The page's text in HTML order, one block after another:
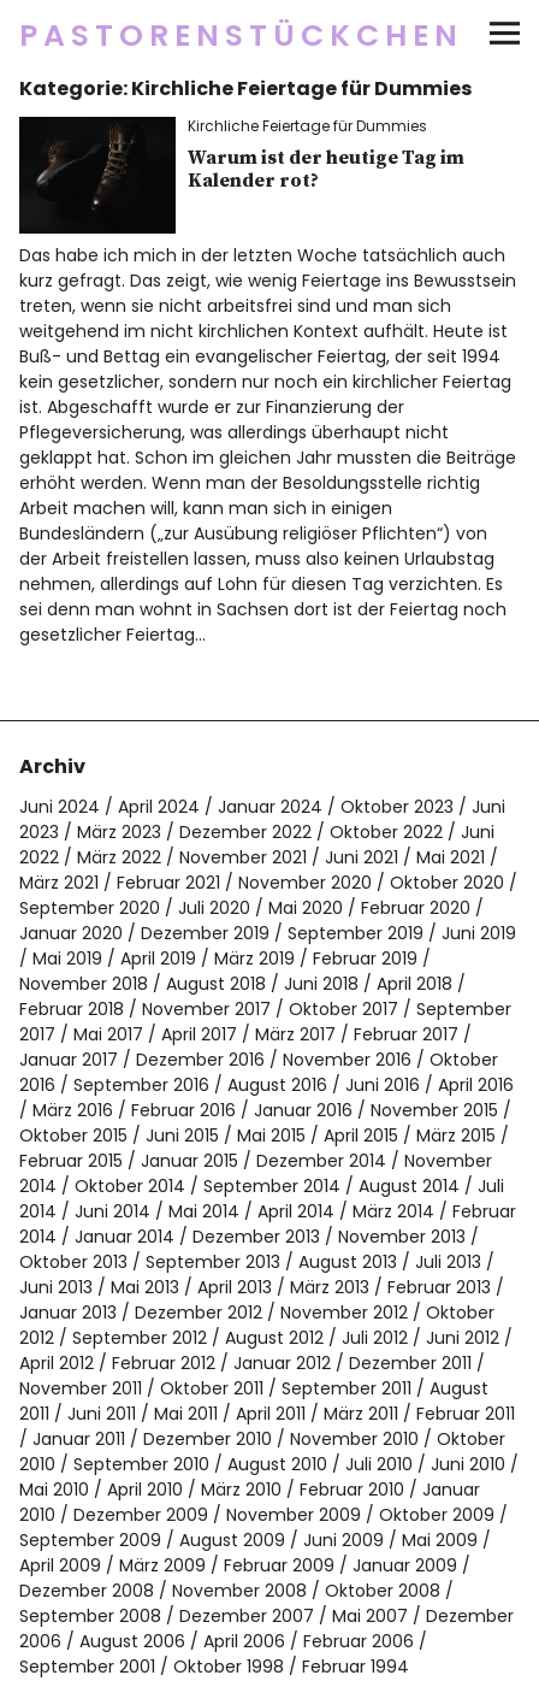
PASTORENSTÜCKCHEN
Startseite
Über
Social Media
Newsletter
Impressum/Datenschutz
TwitterRSS InstagramFacebookpinterest
flickr500px
Spotify
Kategorie:Kirchliche Feiertage für Dummies
Kirchliche Feiertage für Dummies
Warum ist der heutige Tag im
Kalender rot?
Das habe ich mich in der letzten Woche tatsächlich auch
kurz gefragt. Das zeigt, wie wenig Feiertage ins Bewusstsein
treten, wenn sie nicht arbeitsfrei sind und man sich
weitgehend im nicht kirchlichen Kontext aufhält. Heute ist
Buß- und Bettag ein evangelischer Feiertag, der seit 1994
kein gesetzlicher, sondern nur noch ein kirchlicher Feiertag
ist. Abgeschafft wurde er zur Finanzierung der
Pflegeversicherung, was allerdings überhaupt nicht
geklappt hat. Schon im gleichen Jahr mussten die Beiträge
erhöht werden. Wenn man der Besoldungsstelle richtig
Arbeit machen will, kann man sich in einigen
Bundesländern („zur Ausübung religiöser Pflichten“) von
der Arbeit freistellen lassen, muss also keinen Urlaubstag
nehmen, allerdings auf Lohn für diesen Tag verzichten. Es
sei denn man wohnt in Sachsen dort ist der Feiertag noch
gesetzlicher Feiertag…
Archiv
Juni 2024 April 2024 Januar 2024 Oktober 2023
Juni
2023
März 2023 Dezember 2022 Oktober 2022
Juni
2022
März 2022 November 2021 Juni 2021
Mai 2021
März 2021
Februar 2021 November 2020
Oktober 2020
September 2020
Juli 2020 Mai 2020
Februar 2020
Januar 2020
Dezember 2019 September 2019
Juni 2019
Mai 2019
April 2019 März 2019
Februar 2019
November 2018
August 2018 Juni 2018
April 2018
Februar 2018
November 2017 Oktober 2017
September
2017
Mai 2017 April 2017 März 2017
Februar 2017
Januar 2017
Dezember 2016 November 2016
Oktober
2016
September 2016 August 2016 Juni 2016
April 2016
März 2016
Februar 2016 Januar 2016
November 2015
Oktober 2015
Juni 2015 Mai 2015 April 2015
März 2015
Februar 2015
Januar 2015 Dezember 2014
November
2014
Oktober 2014 September 2014 August 2014
Juli
2014
Juni 2014 Mai 2014 April 2014 März 2014
Februar
2014
Januar 2014 Dezember 2013
November 2013
Oktober 2013
September 2013 August 2013
Juli 2013
Juni 2013
Mai 2013 April 2013 März 2013
Februar 2013
Januar 2013
Dezember 2012 November 2012
Oktober
2012
September 2012 August 2012 Juli 2012
Juni 2012
April 2012
Februar 2012 Januar 2012
Dezember 2011
November 2011
Oktober 2011 September 2011
August
2011
Juni 2011 Mai 2011 April 2011 März 2011
Februar 2011
Januar 2011
Dezember 2010 November 2010
Oktober
2010
September 2010 August 2010 Juli 2010
Juni 2010
Mai 2010
April 2010 März 2010 Februar 2010
Januar
2010
Dezember 2009 November 2009
Oktober 2009
September 2009
August 2009 Juni 2009
Mai 2009
April 2009
März 2009 Februar 2009
Januar 2009
Dezember 2008
November 2008
Oktober 2008
September 2008
Dezember 2007 Mai 2007
Dezember
2006
August 2006 April 2006
Februar 2006
September 2001
Oktober 1998 Februar 1994